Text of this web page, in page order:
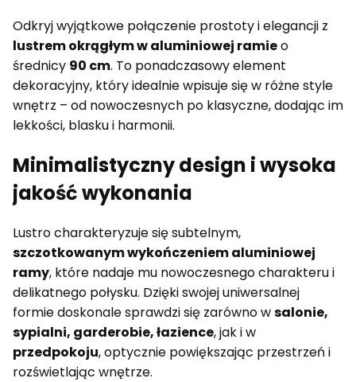
Odkryj wyjątkowe połączenie prostoty i elegancji z
lustrem okrągłym w aluminiowej ramieo
średnicy 90 cm. To ponadczasowy element
dekoracyjny, który idealnie wpisuje się w różne style
wnętrz – od nowoczesnych po klasyczne, dodając im
lekkości, blasku i harmonii.
Minimalistyczny design i wysoka
jakość wykonania
Lustro charakteryzuje się subtelnym,
szczotkowanym wykończeniem aluminiowej
ramy, które nadaje mu nowoczesnego charakteru i
delikatnego połysku. Dzięki swojej uniwersalnej
formie doskonale sprawdzi się zarówno wsalonie,
sypialni, garderobie, łazience, jak i w
przedpokoju, optycznie powiększając przestrzeń i
rozświetlając wnętrze.